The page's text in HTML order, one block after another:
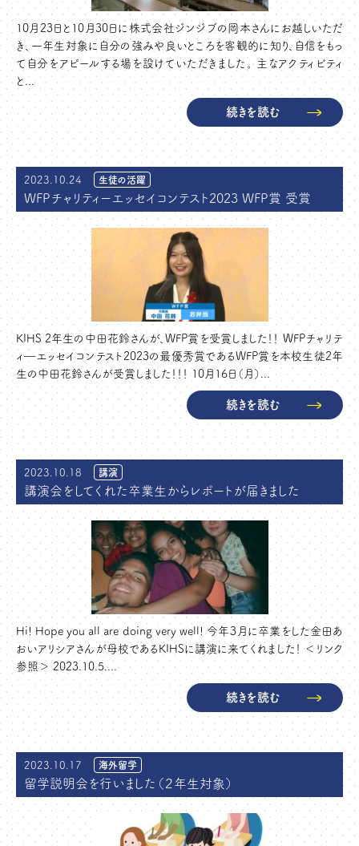
10月23日と10月30日に株式会社ジンジブの岡本さんにお越しいただ
き、一年生対象に自分の強みや良いところを客観的に知り、自信をもっ
て自分をアピールする場を設けていただきました。 主なアクティビティ
と...
続きを読む
2023.10.24 生徒の活躍
WFPチャリティーエッセイコンテスト2023 WFP賞 受賞
KIHS 2年生の中田花鈴さんが、WFP賞を受賞しました！！ WFPチャリテ
ィ―エッセイコンテスト2023の最優秀賞であるWFP賞を本校生徒2年
生の中田花鈴さんが受賞しました！！！ 10月16日（月）...
続きを読む
2023.10.18 講演
講演会をしてくれた卒業生からレポートが届きました
Hi! Hope you all are doing very well! 今年３月に卒業をした金田あ
おいアリシアさんが母校であるKIHSに講演に来てくれました！ ＜リンク
参照＞ 2023.10.5....
続きを読む
2023.10.17 海外留学
留学説明会を行いました（２年生対象）